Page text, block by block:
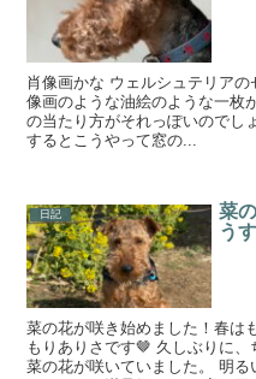
肖像画かな ウェルシュテリア
像画のような油絵のような一枚
の当たり方がそれっぽいのでし
するとこうやって窓の...
日記
菜
う
菜の花が咲き始めました！春は
もりありさです🤎 久しぶりに、
菜の花が咲いていました。 明